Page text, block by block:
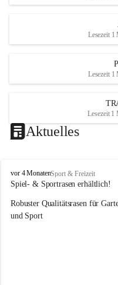
office@mayer-lipsch.at
Lesezeit 1
Lesezeit 1
Lesezeit 1
Aktuelles
M
a
e
r
vor 4 MonatenSport & Freizeit
Spiel- & Sportrasen erhältlich!
Robuster Qualitätsrasen für
und Sport